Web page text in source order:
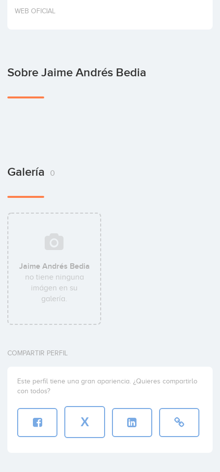
Invertir
WEB OFICIAL
Sobre Jaime Andrés Bedia
Galería 0
Jaime Andrés Bedia
no tiene ninguna
imágen en su
galería.
COMPARTIR PERFIL
Este perfil tiene una gran apariencia. ¿Quieres compartirlo
con todos?
X